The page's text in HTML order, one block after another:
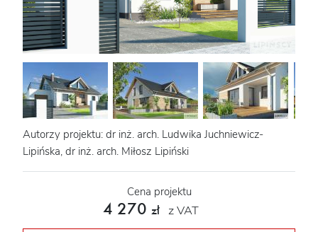
Autorzy projektu: dr inż. arch. Ludwika Juchniewicz-
Lipińska, dr inż. arch. Miłosz Lipiński
Cena projektu
4 270 zł z VAT